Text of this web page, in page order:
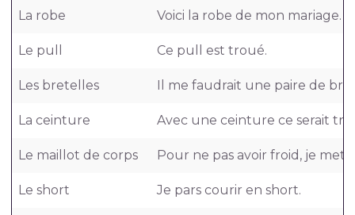
La robe Voici la robe de mon mariage.
Le pull Ce pull est troué.
Les bretelles Il me faudrait une paire de
La ceinture Avec une ceinture ce serait
Le maillot de corps Pour ne pas avoir froid, je
Le short Je pars courir en short.